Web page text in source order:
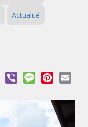
Actualité
Skype Viber MessagePinterest